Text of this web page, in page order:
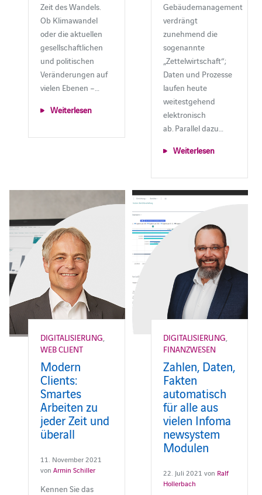
Zeit des Wandels.
Ob Klimawandel
oder die aktuellen
gesellschaftlichen
und politischen
Veränderungen auf
vielen Ebenen –…
Weiterlesen
Gebäudemanagement
verdrängt
zunehmend die
sogenannte
„Zettelwirtschaft“;
Daten und Prozesse
laufen heute
weitestgehend
elektronisch
ab. Parallel dazu…
Weiterlesen
DIGITALISIERUNG
WEB CLIENT
Modern
Clients:
Smartes
Arbeiten zu
jeder Zeit und
überall
11. November 2021
von Armin Schiller
Kennen Sie das
DIGITALISIERUNG
FINANZWESEN
Zahlen, Daten,
Fakten
automatisch
für alle aus
vielen Infoma
newsystem
Modulen
22. Juli 2021 von Ralf
Hollerbach